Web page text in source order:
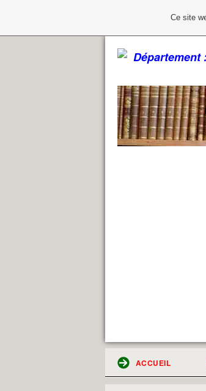
Département
ACCUEIL
Ce site